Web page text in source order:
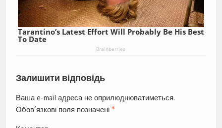
Tarantino’s Latest Effort Will Probably Be His Best
To Date
Brainberries
Залишити відповідь
Ваша e-mail адреса не оприлюднюватиметься.
Обов’язкові поля позначені *